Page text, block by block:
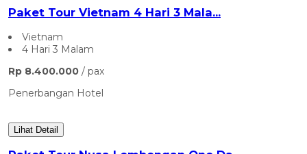
Paket Tour Vietnam 4 Hari 3 Mala...
Vietnam
4 Hari 3 Malam
Rp 8.400.000 / pax
Penerbangan Hotel
Lihat Detail